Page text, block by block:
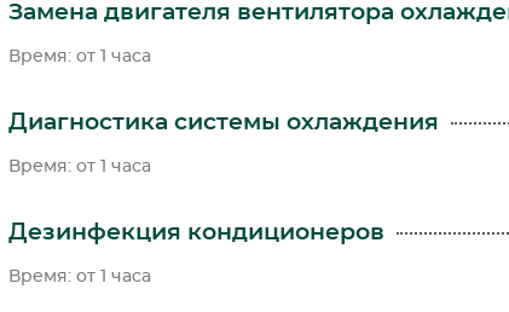
Замена двигателя вентилятора
Время: от 1 часа
Диагностика системы охлаждения
Время: от 1 часа
Дезинфекция кондиционеров
Время: от 1 часа